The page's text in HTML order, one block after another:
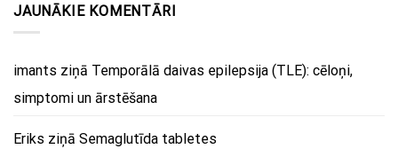
JAUNĀKIE KOMENTĀRI
imants ziņā Temporālā daivas epilepsija (TLE): cēloņi,
simptomi un ārstēšana
Eriks ziņā Semaglutīda tabletes